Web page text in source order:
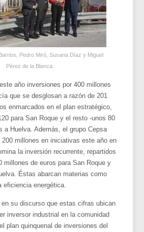
Pedro Miró, Susana Díaz y Miguel
Pérez de la Blanca.
año inversiones por 400 millones
que se desglosan a razón de 201
enmarcados en el plan estratégico,
para San Roque y el resto -unos 80
a Huelva. Además, el grupo Cepsa
millones en iniciativas este año en
la inversión recurrente, repartidos
millones de euros para San Roque y
Éstas abarcan materias como
eficiencia energética.
su discurso que estas cifras ubican
inversor industrial en la comunidad
plan quinquenal de inversiones del